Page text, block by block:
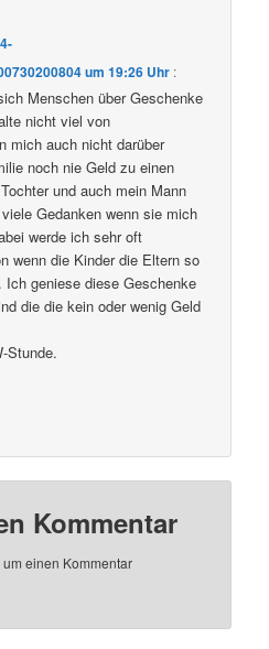
um 19:26 Uhr :
Menschen über Geschenke
nicht viel von
mich auch nicht darüber
noch nie Geld zu einen
und auch mein Mann
Gedanken wenn sie mich
werde ich sehr oft
wenn die Kinder die Eltern so
geniese diese Geschenke
die die kein oder wenig Geld
Stunde.
Kommentar
um einen Kommentar